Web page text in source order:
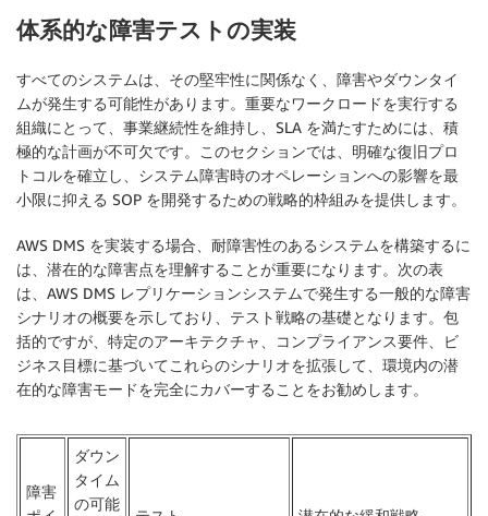
体系的な障害テストの実装
すべてのシステムは、その堅牢性に関係なく、障害やダウンタイ
ムが発生する可能性があります。重要なワークロードを実行する
組織にとって、事業継続性を維持し、SLA を満たすためには、積
極的な計画が不可欠です。このセクションでは、明確な復旧プロ
トコルを確立し、システム障害時のオペレーションへの影響を最
小限に抑える SOP を開発するための戦略的枠組みを提供します。
AWS DMS を実装する場合、耐障害性のあるシステムを構築するに
は、潜在的な障害点を理解することが重要になります。次の表
は、AWS DMS レプリケーションシステムで発生する一般的な障害
シナリオの概要を示しており、テスト戦略の基礎となります。包
括的ですが、特定のアーキテクチャ、コンプライアンス要件、ビ
ジネス目標に基づいてこれらのシナリオを拡張して、環境内の潜
在的な障害モードを完全にカバーすることをお勧めします。
障害
ダウン
タイム
の可能